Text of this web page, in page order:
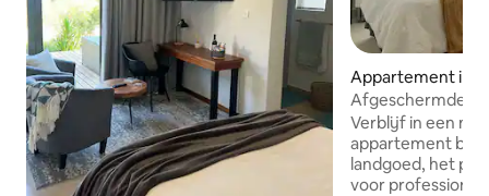
Appartement in
Afgeschermde
Werkruimte • 2
winkelcentrum
Verblijf in een
appartement
landgoed, het
voor